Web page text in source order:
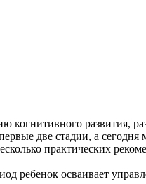
когнитивного развития,
две стадии, а сегодня
практических
ребенок осваивает